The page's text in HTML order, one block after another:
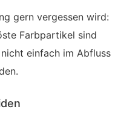
gern vergessen wird:
Farbpartikel sind
einfach im Abfluss